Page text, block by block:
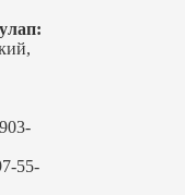
55-